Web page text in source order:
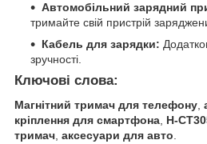
Автомобільний зарядний
тримайте свій пристрій
Кабель для зарядки:
зручності.
Ключові слова:
Магнітний тримач для телефону,
кріплення для смартфона, H-
тримач, аксесуари для авто.